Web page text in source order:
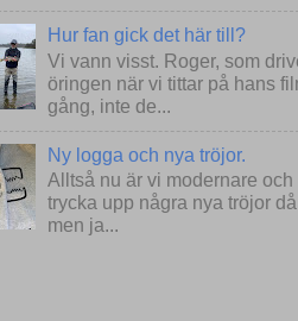
Hur fan gick det här till?
Vi vann visst. Roger, som
öringen när vi tittar på hans
gång, inte de...
Ny logga och nya tröjor.
Alltså nu är vi modernare
trycka upp några nya tröjor
men ja...